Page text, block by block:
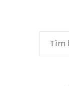
Tìm
kiếm